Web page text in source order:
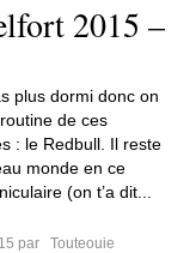
2015 –
plus dormi donc on
de ces
: le Redbull. Il reste
monde en ce
(on t’a dit...
par
Touteouie